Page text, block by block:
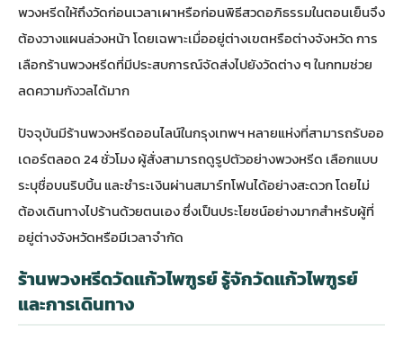
พวงหรีดให้ถึงวัดก่อนเวลาเผาหรือก่อนพิธีสวดอภิธรรมในตอนเย็นจึง
ต้องวางแผนล่วงหน้า โดยเฉพาะเมื่ออยู่ต่างเขตหรือต่างจังหวัด การ
เลือกร้านพวงหรีดที่มีประสบการณ์จัดส่งไปยังวัดต่าง ๆ ในกทมช่วย
ลดความกังวลได้มาก
ปัจจุบันมีร้านพวงหรีดออนไลน์ในกรุงเทพฯ หลายแห่งที่สามารถรับออ
เดอร์ตลอด 24 ชั่วโมง ผู้สั่งสามารถดูรูปตัวอย่างพวงหรีด เลือกแบบ
ระบุชื่อบนริบบิ้น และชำระเงินผ่านสมาร์ทโฟนได้อย่างสะดวก โดยไม่
ต้องเดินทางไปร้านด้วยตนเอง ซึ่งเป็นประโยชน์อย่างมากสำหรับผู้ที่
อยู่ต่างจังหวัดหรือมีเวลาจำกัด
ร้านพวงหรีดวัดแก้วไพฑูรย์ รู้จักวัดแก้วไพฑูรย์
และการเดินทาง